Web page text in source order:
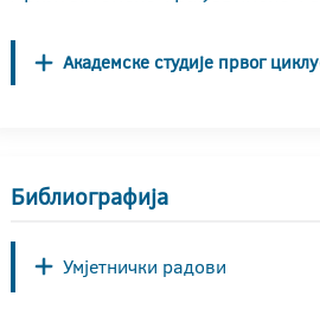
Академске студије првог
Библиографија
Умјетнички радови